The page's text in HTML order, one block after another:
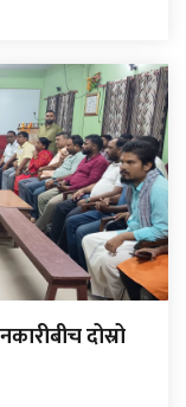
दोस्रो